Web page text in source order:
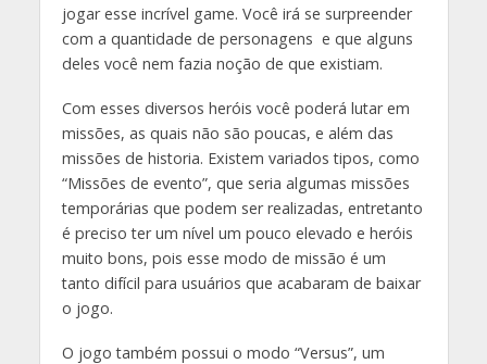
jogar esse incrível game. Você irá se surpreender
com a quantidade de personagens e que alguns
deles você nem fazia noção de que existiam.
Com esses diversos heróis você poderá lutar em
missões, as quais não são poucas, e além das
missões de historia. Existem variados tipos, como
“Missões de evento”, que seria algumas missões
temporárias que podem ser realizadas, entretanto
é preciso ter um nível um pouco elevado e heróis
muito bons, pois esse modo de missão é um
tanto difícil para usuários que acabaram de baixar
o jogo.
O jogo também possui o modo “Versus”, um